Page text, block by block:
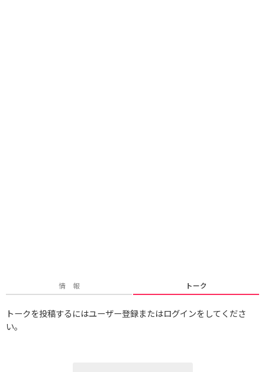
情 報 トーク
トークを投稿するにはユーザー登録またはログインをしてくださ
い。